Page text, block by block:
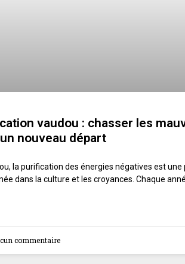
vaudou : chasser les
nouveau départ
la purification des énergies négatives est une
dans la culture et les croyances. Chaque
commentaire